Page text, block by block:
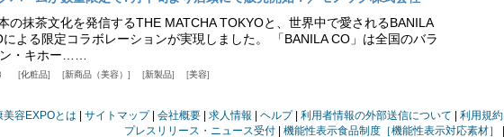
の抹茶文化を発信するTHE MATCHA TOKYOと、世界中で愛されるBANILA
による限定コラボレーションが実現しました。 「BANILA CO」は全国のバラ
・キホー……
化粧品 新商品（美容） 新製品 美容
美容EXPOとは サイトマップ 会社概要 求人情報 ヘルプ 利用者情報の外部送信について 利用規約
プレスリリース・ニュース受付
機能性表示食品制度［機能性表示対応素材］